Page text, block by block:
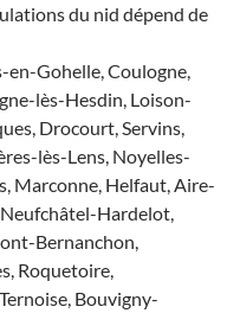
du nid dépend de
en-Gohelle, Coulogne,
lès-Hesdin, Loison-
Drocourt, Servins,
lès-Lens, Noyelles-
Marconne, Helfaut, Aire-
Hardelot,
Bernanchon,
Roquetoire,
Bouvigny-